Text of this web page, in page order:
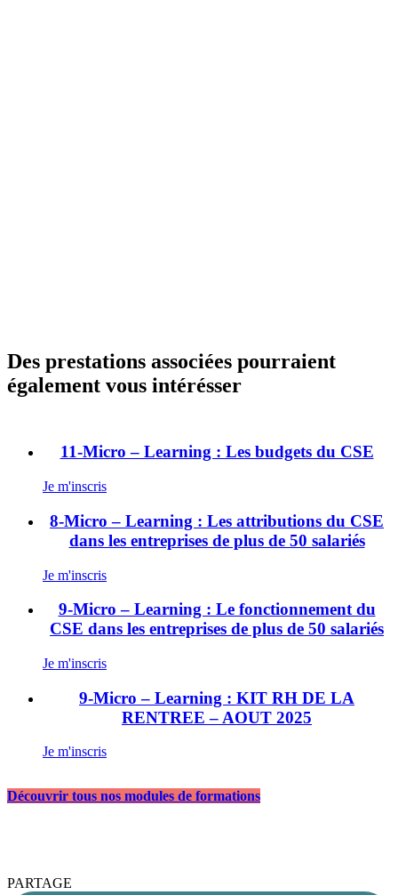
Des prestations associées pourraient
également vous intérésser
11-Micro – Learning : Les budgets du CSE
Je m'inscris
8-Micro – Learning : Les attributions du CSE
dans les entreprises de plus de 50 salariés
Je m'inscris
9-Micro – Learning : Le fonctionnement du
CSE dans les entreprises de plus de 50 salariés
Je m'inscris
9-Micro – Learning : KIT RH DE LA
RENTREE – AOUT 2025
Je m'inscris
Découvrir tous nos modules de formations
PARTAGE